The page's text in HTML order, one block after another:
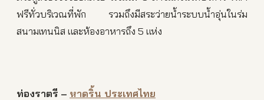
ฟรีทั่วบริเวณที่พัก รวมถึงมีสระว่ายน้ำระบบน้ำอุ่นในร่ม
สนามเทนนิส และห้องอาหารถึง 5 แห่ง
ท่องราตรี – หาดริ้น ประเทศไทย